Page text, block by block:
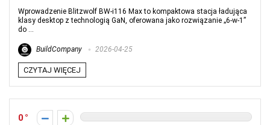
Wprowadzenie Blitzwolf BW‑i116 Max to kompaktowa stacja ładująca
klasy desktop z technologią GaN, oferowana jako rozwiązanie „6‑w‑1”
do ...
BuildCompany 2026-04-25
CZYTAJ WIĘCEJ
0